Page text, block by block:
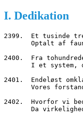
I. Dedikation
2399.  Et tusinde
Optalt
2400.  Fra
I et
2401.  Endeløst
Vores
2402.  Hvorfor vi
Da